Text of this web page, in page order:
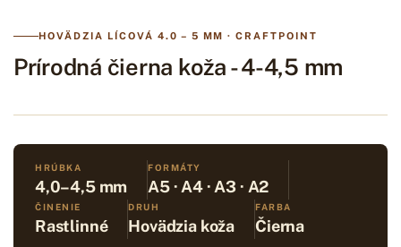
HOVÄDZIA LÍCOVÁ 4.0 – 5 MM · CRAFTPOINT
Prírodná čierna koža - 4-4,5 mm
HRÚBKA
4,0–4,5 mm
FORMÁTY
A5 · A4 · A3 · A2
ČINENIE
Rastlinné
DRUH
Hovädzia koža
FARBA
Čierna